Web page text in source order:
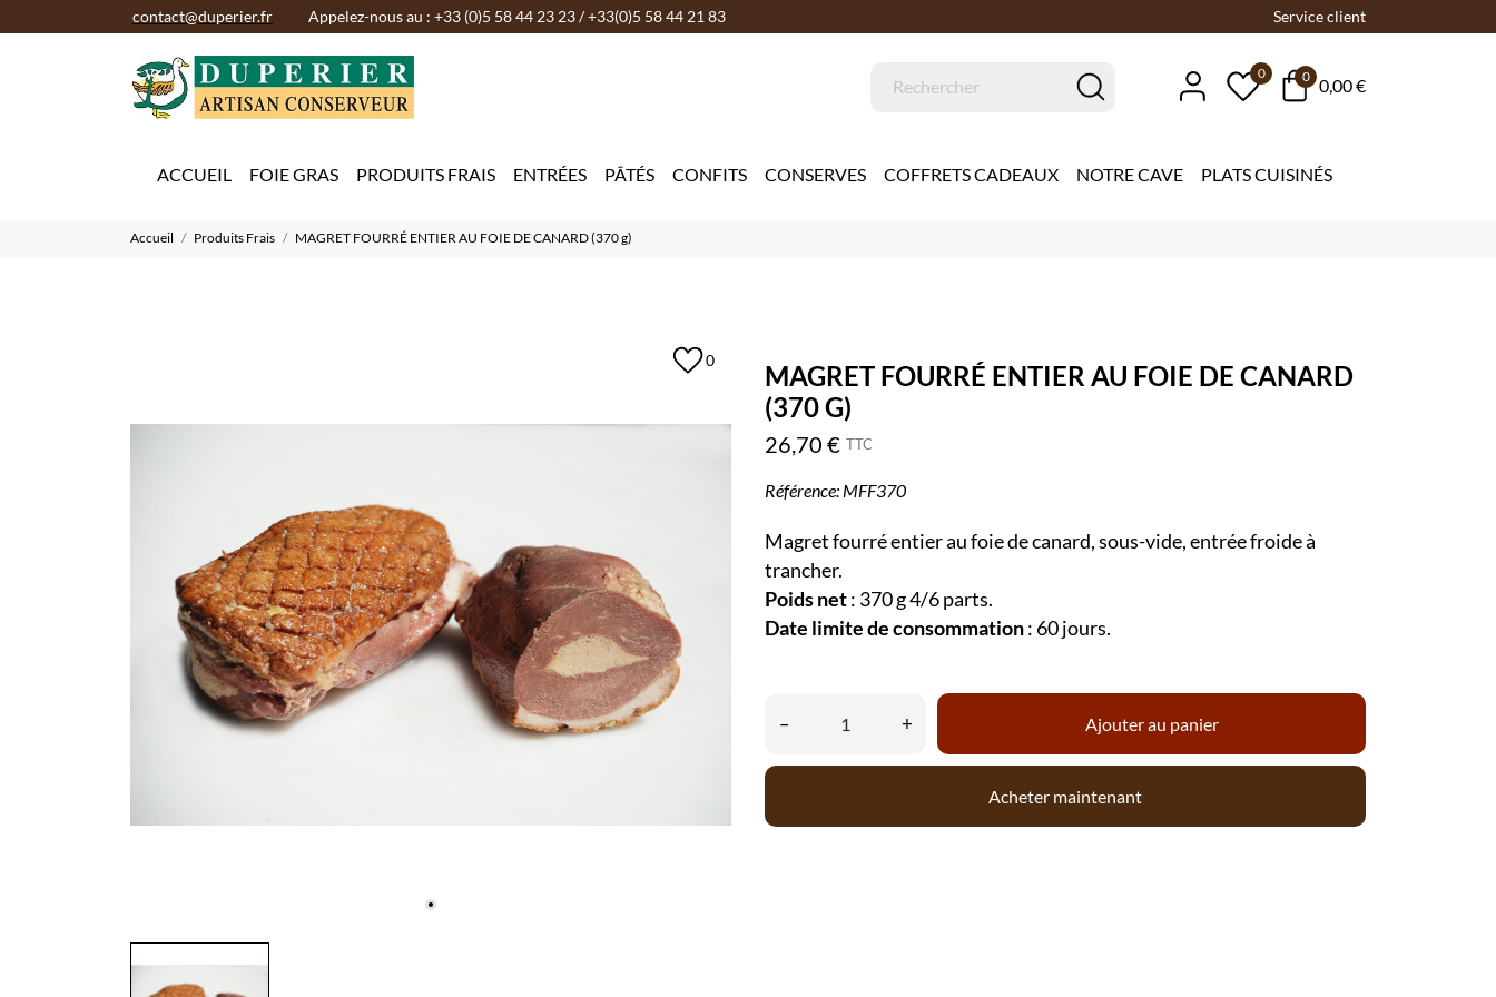
contact@duperier.fr Appelez-nous au : +33 (0)5 58 44 23 23 / +33(0)5 58 44 21 83 Service client
0 0 0,00 €
ACCUEIL FOIE GRAS PRODUITS FRAIS ENTRÉES PÂTÉS CONFITS CONSERVES COFFRETS CADEAUX NOTRE CAVE PLATS CUISINÉS
Accueil Produits Frais MAGRET FOURRÉ ENTIER AU FOIE DE CANARD (370 g)
0
MAGRET FOURRÉ ENTIER AU FOIE DE CANARD
(370 G)
26,70 € TTC
Référence: MFF370
Magret fourré entier au foie de canard, sous-vide, entrée froide à
trancher.
Poids net: 370 g 4/6 parts.
Date limite de consommation: 60 jours.
– + Ajouter au panier
Acheter maintenant